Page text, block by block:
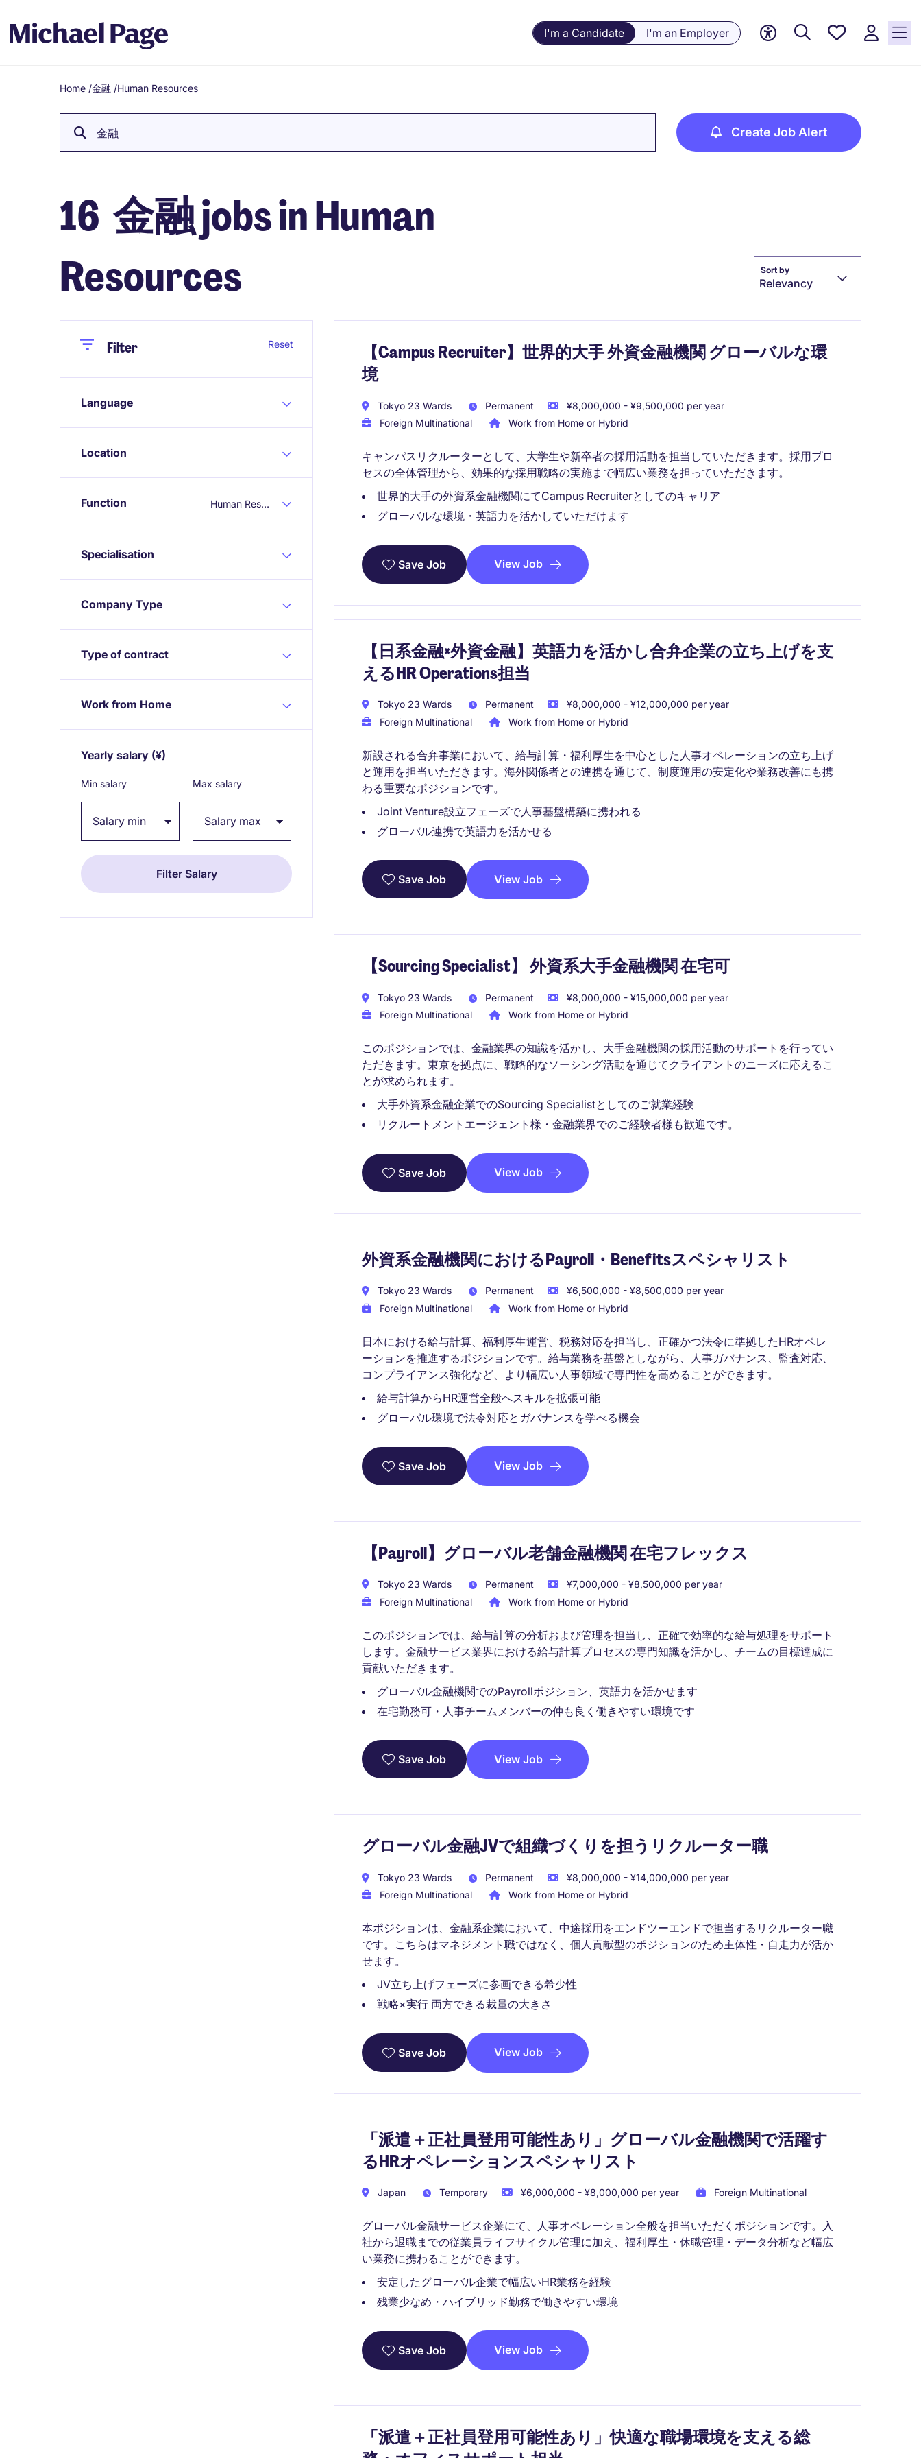
I'm a Candidate I'm an Employer
Saved
Breadcrumb
Home /金融 /Human Resources
金融 Create Job Alert
16 金融 jobs in Human
Resources
Sort by
Relevancy
CloseFilter Reset
Language
Location
Function Human Resources
Specialisation
Company Type
Type of contract
Work from Home
Yearly salary (¥)
Min salary Max salary
【Campus Recruiter】世界的大手 外資金融機関 グローバルな環
境
Tokyo 23 Wards Permanent
¥8,000,000 - ¥9,500,000 per year
Foreign Multinational
Work from Home or Hybrid
キャンパスリクルーターとして、大学生や新卒者の採用活動を担当していただきます。採用プロ
セスの全体管理から、効果的な採用戦略の実施まで幅広い業務を担っていただきます。
世界的大手の外資系金融機関にてCampus Recruiterとしてのキャリア
グローバルな環境・英語力を活かしていただけます
Save Job View Job
【日系金融×外資金融】英語力を活かし合弁企業の立ち上げを支
えるHR Operations担当
Tokyo 23 Wards Permanent
¥8,000,000 - ¥12,000,000 per year
Foreign Multinational
Work from Home or Hybrid
新設される合弁事業において、給与計算・福利厚生を中心とした人事オペレーションの立ち上げ
と運用を担当いただきます。海外関係者との連携を通じて、制度運用の安定化や業務改善にも携
わる重要なポジションです。
Joint Venture設立フェーズで人事基盤構築に携われる
グローバル連携で英語力を活かせる
Save Job View Job
【Sourcing Specialist】 外資系大手金融機関 在宅可
Tokyo 23 Wards Permanent
¥8,000,000 - ¥15,000,000 per year
Foreign Multinational
Work from Home or Hybrid
このポジションでは、金融業界の知識を活かし、大手金融機関の採用活動のサポートを行ってい
ただきます。東京を拠点に、戦略的なソーシング活動を通じてクライアントのニーズに応えるこ
とが求められます。
大手外資系金融企業でのSourcing Specialistとしてのご就業経験
リクルートメントエージェント様・金融業界でのご経験者様も歓迎です。
Save Job View Job
外資系金融機関におけるPayroll・Benefitsスペシャリスト
Tokyo 23 Wards Permanent
¥6,500,000 - ¥8,500,000 per year
Foreign Multinational
Work from Home or Hybrid
日本における給与計算、福利厚生運営、税務対応を担当し、正確かつ法令に準拠したHRオペレ
ーションを推進するポジションです。給与業務を基盤としながら、人事ガバナンス、監査対応、
コンプライアンス強化など、より幅広い人事領域で専門性を高めることができます。
給与計算からHR運営全般へスキルを拡張可能
グローバル環境で法令対応とガバナンスを学べる機会
Save Job View Job
【Payroll】グローバル老舗金融機関 在宅フレックス
Tokyo 23 Wards Permanent
¥7,000,000 - ¥8,500,000 per year
Foreign Multinational
Work from Home or Hybrid
このポジションでは、給与計算の分析および管理を担当し、正確で効率的な給与処理をサポート
します。金融サービス業界における給与計算プロセスの専門知識を活かし、チームの目標達成に
貢献いただきます。
グローバル金融機関でのPayrollポジション、英語力を活かせます
在宅勤務可・人事チームメンバーの仲も良く働きやすい環境です
Save Job View Job
グローバル金融JVで組織づくりを担うリクルーター職
Tokyo 23 Wards Permanent
¥8,000,000 - ¥14,000,000 per year
Foreign Multinational
Work from Home or Hybrid
本ポジションは、金融系企業において、中途採用をエンドツーエンドで担当するリクルーター職
です。こちらはマネジメント職ではなく、個人貢献型のポジションのため主体性・自走力が活か
せます。
JV立ち上げフェーズに参画できる希少性
戦略×実行 両方できる裁量の大きさ
Save Job View Job
「派遣＋正社員登用可能性あり」グローバル金融機関で活躍す
るHRオペレーションスペシャリスト
Japan Temporary ¥6,000,000 - ¥8,000,000 per year Foreign Multinational
グローバル金融サービス企業にて、人事オペレーション全般を担当いただくポジションです。入
社から退職までの従業員ライフサイクル管理に加え、福利厚生・休職管理・データ分析など幅広
い業務に携わることができます。
安定したグローバル企業で幅広いHR業務を経験
残業少なめ・ハイブリッド勤務で働きやすい環境
Save Job View Job
「派遣＋正社員登用可能性あり」快適な職場環境を支える総